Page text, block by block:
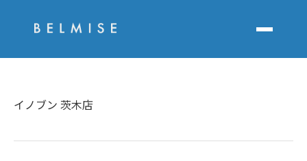
イノブン 茨木店